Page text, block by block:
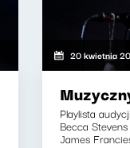
20 kwietnia
Playlista
Becca
James